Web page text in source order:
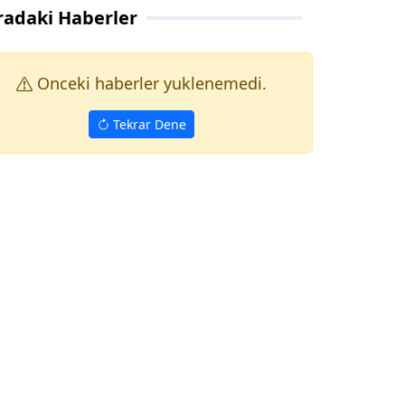
Haberler
Onceki haberler yuklenemedi.
Tekrar Dene